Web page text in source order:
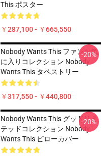
This ポスター
￥287,100 - ￥665,550
Nobody Wants This ファンお気
に入りコレクション Nobody
Wants This タペストリー
￥317,550 - ￥440,800
-20%
Nobody Wants This グッドリミ
テッドコレクション Nobody
Wants This ピローカバー
-20%